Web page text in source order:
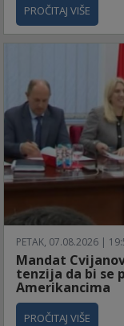
PROČITAJ VIŠE
PETAK, 07.08.2026 |
Mandat
tenzija da bi se
Amerikancima
PROČITAJ VIŠE